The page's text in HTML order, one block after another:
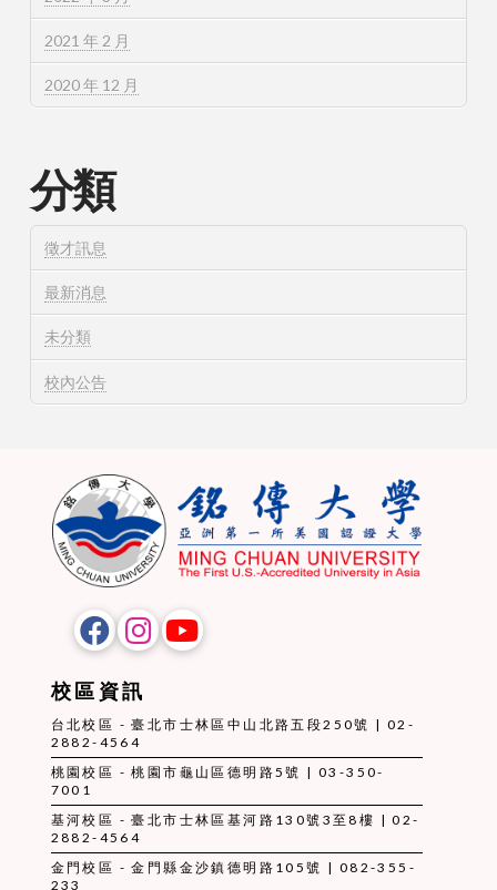
2021 年 2 月
2020 年 12 月
分類
徵才訊息
最新消息
未分類
校內公告
校區資訊
台北校區 - 臺北市士林區中山北路五段250號 | 02-
2882-4564
桃園校區 - 桃園市龜山區德明路5號 | 03-350-
7001
基河校區 - 臺北市士林區基河路130號3至8樓 | 02-
2882-4564
金門校區 - 金門縣金沙鎮德明路105號 | 082-355-
233